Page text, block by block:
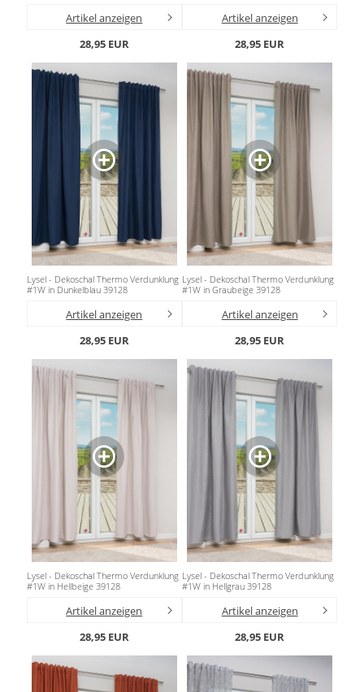
Artikel anzeigen
28,95 EUR
Artikel anzeigen
28,95 EUR
Lysel - Dekoschal Thermo Verdunklung
#1W in Dunkelblau 39128
Artikel anzeigen
28,95 EUR
Lysel - Dekoschal Thermo Verdunklung
#1W in Graubeige 39128
Artikel anzeigen
28,95 EUR
Lysel - Dekoschal Thermo Verdunklung
#1W in Hellbeige 39128
Artikel anzeigen
28,95 EUR
Lysel - Dekoschal Thermo Verdunklung
#1W in Hellgrau 39128
Artikel anzeigen
28,95 EUR